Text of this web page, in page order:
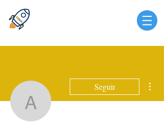
art2ito17
Seguir